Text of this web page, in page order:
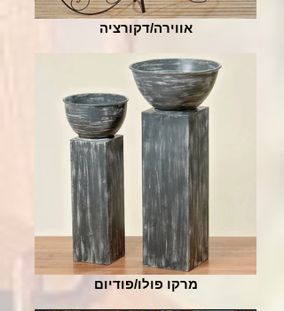
אווירה/דקורציה
מרקו פולו/פודיום